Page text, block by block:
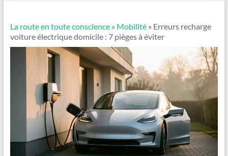
La route en toute conscience» Mobilité» Erreurs recharge
voiture électrique domicile : 7 pièges à éviter